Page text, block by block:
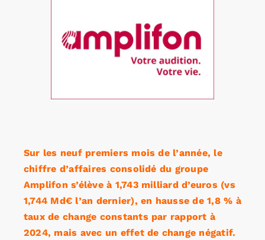
agrandie
Sur les neuf premiers mois de l’année, le
chiffre d’affaires consolidé du groupe
Amplifon s’élève à 1,743 milliard d’euros (vs
1,744 Md€ l’an dernier), en hausse de 1,8 % à
taux de change constants par rapport à
2024, mais avec un effet de change négatif.